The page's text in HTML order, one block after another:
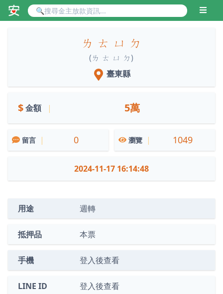
ㄌ ㄊ ㄩ ㄉ
(ㄌ ㄊ ㄩ ㄉ)
臺東縣
$金額 | 5萬
留言 | 0 瀏覽 | 1049
2024-11-17 16:14:48
用途 週轉
抵押品 本票
手機 登入後查看
LINE ID 登入後查看